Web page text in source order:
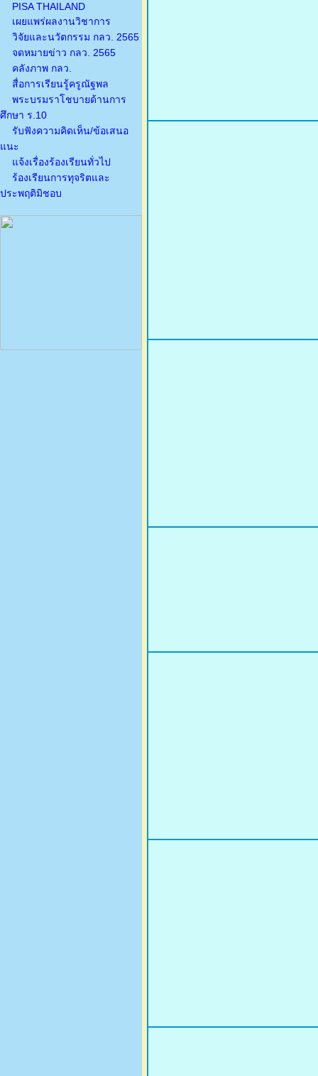
PISA THAILAND
เผยแพร่ผลงานวิชาการ
วิจัยและนวัตกรรม กลว. 2565
จดหมายข่าว กลว. 2565
คลังภาพ กลว.
สื่อการเรียนรู้ครูณัฐพล
พระบรมราโชบายด้านการ
ศึกษา ร.10
รับฟังความคิดเห็น/ข้อเสนอ
แนะ
แจ้งเรื่องร้องเรียนทั่วไป
ร้องเรียนการทุจริตและ
ประพฤติมิชอบ